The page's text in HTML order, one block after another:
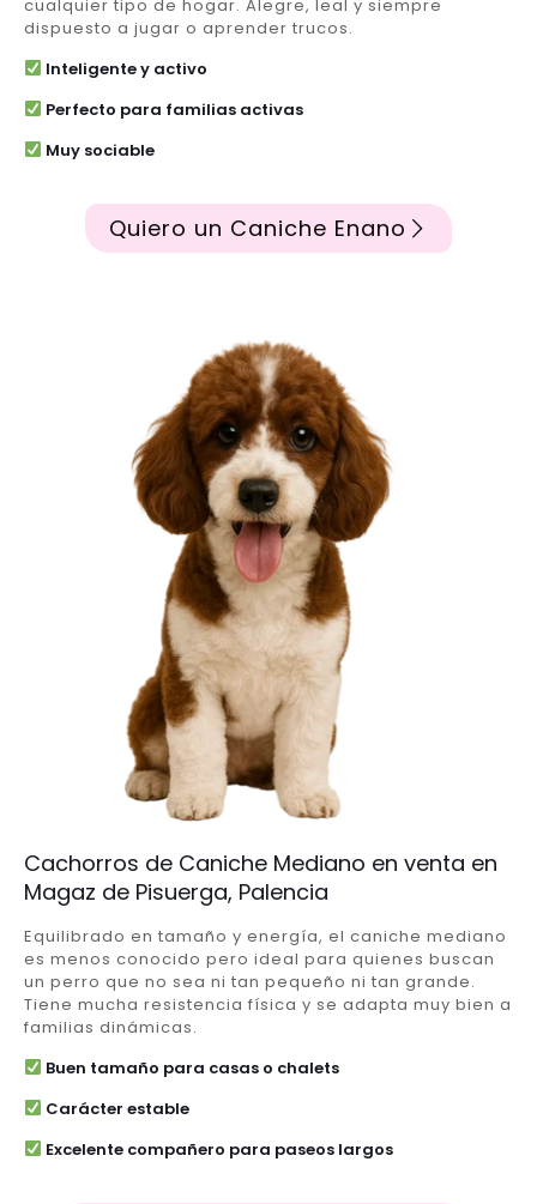
cualquier tipo de hogar. Alegre, leal y siempre
dispuesto a jugar o aprender trucos.
Inteligente y activo
Perfecto para familias activas
Muy sociable
Quiero un Caniche Enano
Cachorros de Caniche Mediano en venta en
Magaz de Pisuerga, Palencia
Equilibrado en tamaño y energía, el caniche mediano
es menos conocido pero ideal para quienes buscan
un perro que no sea ni tan pequeño ni tan grande.
Tiene mucha resistencia física y se adapta muy bien a
familias dinámicas.
Buen tamaño para casas o chalets
Carácter estable
Excelente compañero para paseos largos